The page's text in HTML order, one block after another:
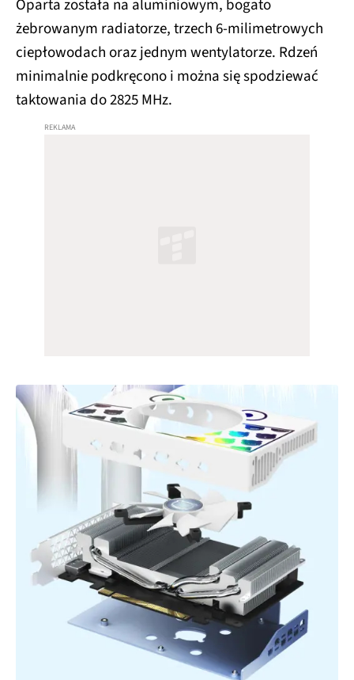
żebrowanym radiatorze, trzech 6-milimetrowych
ciepłowodach oraz jednym wentylatorze. Rdzeń
minimalnie podkręcono i można się spodziewać
taktowania do 2825 MHz.